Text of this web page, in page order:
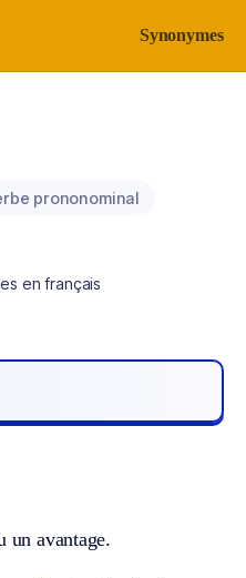
Synonymes
prononominal
en français
un avantage.